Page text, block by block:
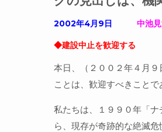
2002年4月9日 中池
◆建設中止を歓迎する
本日、（２００２年４月
ことは、歓迎すべきことで
私たちは、１９９０年「
ら、現存が奇跡的な絶滅